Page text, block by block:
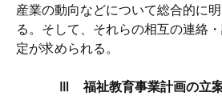
産業の動向などについて総合的に
る。そして、それらの相互の連絡
定が求められる。
Ⅲ 福祉教育事業計画の立